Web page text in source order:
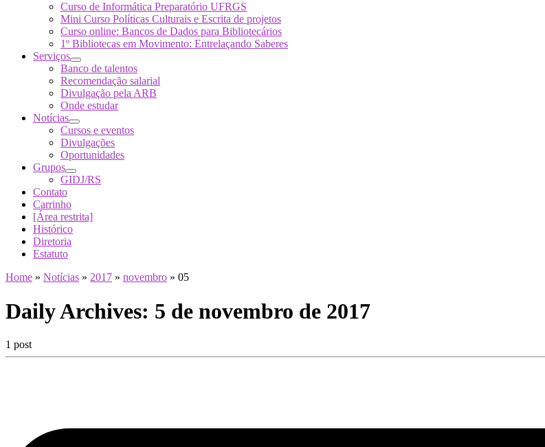
Curso de Informática Preparatório UFRGS
Mini Curso Políticas Culturais e Escrita de projetos
Curso online: Bancos de Dados para Bibliotecários
1º Bibliotecas em Movimento: Entrelaçando Saberes
Serviços
Banco de talentos
Recomendação salarial
Divulgação pela ARB
Onde estudar
Notícias
Cursos e eventos
Divulgações
Oportunidades
Grupos
GIDJ/RS
Contato
Carrinho
[Área restrita]
Histórico
Diretoria
Estatuto
Home » Notícias » 2017 » novembro » 05
Daily Archives: 5 de novembro de 2017
1 post